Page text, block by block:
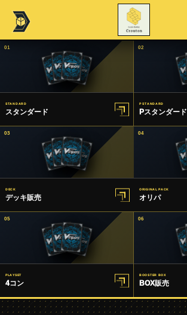
01
STANDARD
スタンダード
02
P STANDARD
Pスタンダード
03
DECK
デッキ販売
04
ORIGINAL PACK
オリパ
05
PLAYSET
4コン
06
BOOSTER BOX
BOX販売